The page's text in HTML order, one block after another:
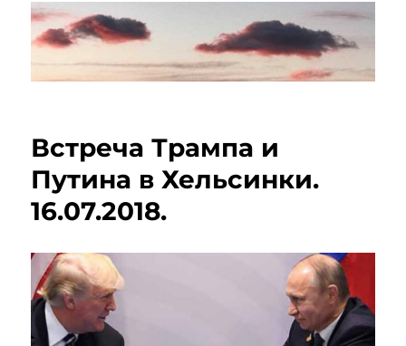
Встреча Трампа и
Путина в Хельсинки.
16.07.2018.